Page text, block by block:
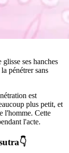
ses hanches
pénétrer sans
est
plus petit, et
l'homme. Cette
l'acte.
👇